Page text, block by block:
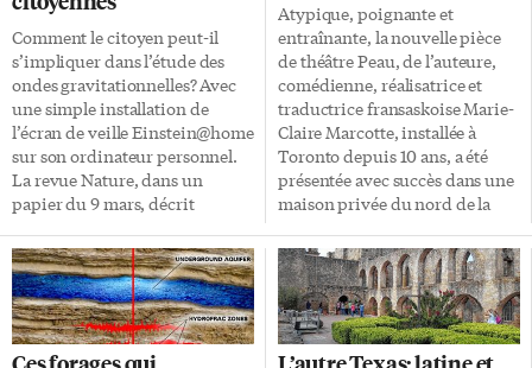
Comment le citoyen peut-il
s’impliquer dans l’étude des
ondes gravitationnelles? Avec
une simple installation de
l’écran de veille Einstein@home
sur son ordinateur personnel.
La revue Nature, dans un
papier du 9 mars, décrit
contribuer à l’analyse des
données récoltées entre
septembre 2015 et janvier 2016
par le LIGO (Laser
Interferometer Gravitational-
Atypique, poignante et
entraînante, la nouvelle pièce
de théâtre Peau, de l’auteure,
comédienne, réalisatrice et
traductrice fransaskoise Marie-
Claire Marcotte, installée à
Toronto depuis 10 ans, a été
présentée avec succès dans une
maison privée du nord de la
15 spectateurs par
représentation). «À Toronto,
jouer une pièce de théâtre dans
une vraie maison n’est pas très
courant», nous explique Marie-